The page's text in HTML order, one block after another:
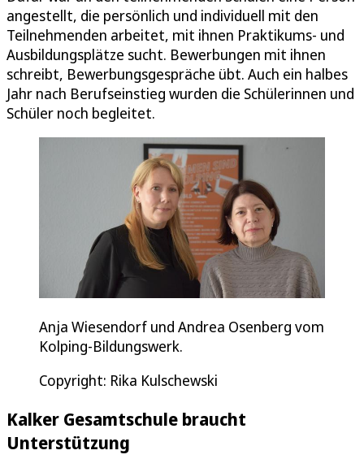
angestellt, die persönlich und individuell mit den
Teilnehmenden arbeitet, mit ihnen Praktikums- und
Ausbildungsplätze sucht. Bewerbungen mit ihnen
schreibt, Bewerbungsgespräche übt. Auch ein halbes
Jahr nach Berufseinstieg wurden die Schülerinnen und
Schüler noch begleitet.
Anja Wiesendorf und Andrea Osenberg vom
Kolping-Bildungswerk.
Copyright: Rika Kulschewski
Kalker Gesamtschule braucht
Unterstützung